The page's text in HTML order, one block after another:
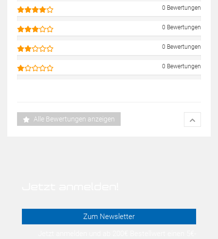
0 Bewertungen
0 Bewertungen
0 Bewertungen
0 Bewertungen
Alle Bewertungen anzeigen
Zum Newsletter